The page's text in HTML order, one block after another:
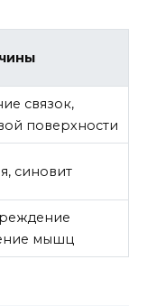
связок,
поверхности
синовит
мышц